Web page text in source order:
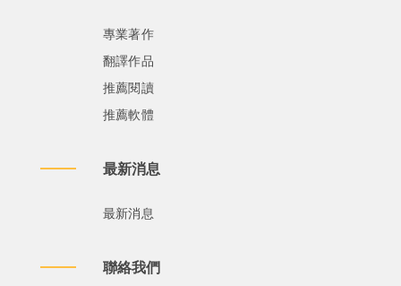
專業著作
翻譯作品
推薦閱讀
推薦軟體
最新消息
最新消息
聯絡我們